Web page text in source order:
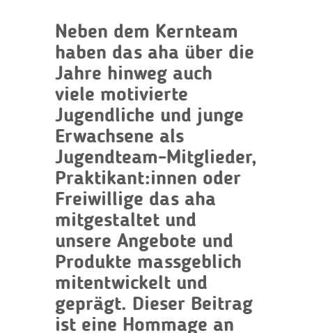
Neben dem Kernteam
haben das aha über die
Jahre hinweg auch
viele motivierte
Jugendliche und junge
Erwachsene als
Jugendteam-Mitglieder,
Praktikant:innen oder
Freiwillige das aha
mitgestaltet und
unsere Angebote und
Produkte massgeblich
mitentwickelt und
geprägt. Dieser Beitrag
ist eine Hommage an